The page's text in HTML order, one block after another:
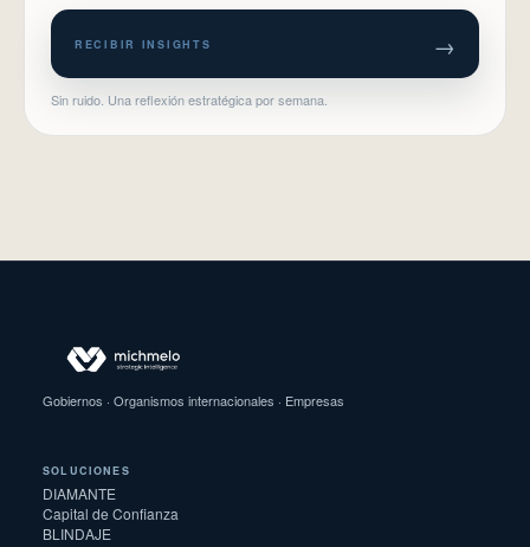
RECIBIR INSIGHTS →
Sin ruido. Una reflexión estratégica por semana.
Gobiernos · Organismos internacionales · Empresas
SOLUCIONES
DIAMANTE
Capital de Confianza
BLINDAJE